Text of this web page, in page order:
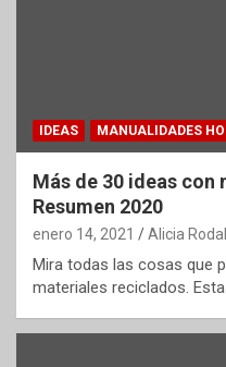
IDEAS MANUALIDADES
Más de 30 ideas
Resumen 2020
enero 14, 2021 Alicia Rodal
Mira todas las cosas que
materiales reciclados.